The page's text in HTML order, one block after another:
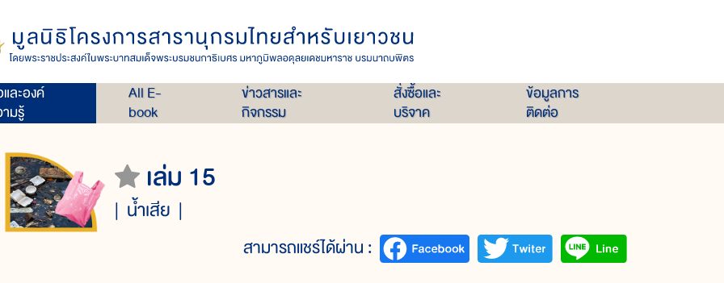
ละองค์
มรู้
All E-
book
ข่าวสารและ
กิจกรรม
สั่งซื้อและ
บริจาค
ข้อมูลการ
ติดต่อ
เล่ม 15
น้ำเสีย
สามารถแชร์ได้ผ่าน :